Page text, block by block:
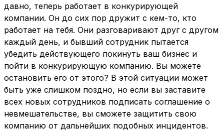
давно, теперь работает в конкурирующей
компании. Он до сих пор дружит с кем-то, кто
работает на тебя. Они разговаривают друг с другом
каждый день, и бывший сотрудник пытается
убедить действующего покинуть ваш бизнес и
пойти в конкурирующую компанию. Вы можете
остановить его от этого? В этой ситуации может
быть уже слишком поздно, но если вы заставите
всех новых сотрудников подписать соглашение о
невмешательстве, вы сможете защитить свою
компанию от дальнейших подобных инцидентов.